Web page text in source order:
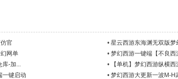
官 • 星云西游东海渊无双版
网单 • 梦幻西游一键端【不良
库-加... •
【单机】梦幻西游纵横西
一键启动 • 梦幻西游大更新一波M-